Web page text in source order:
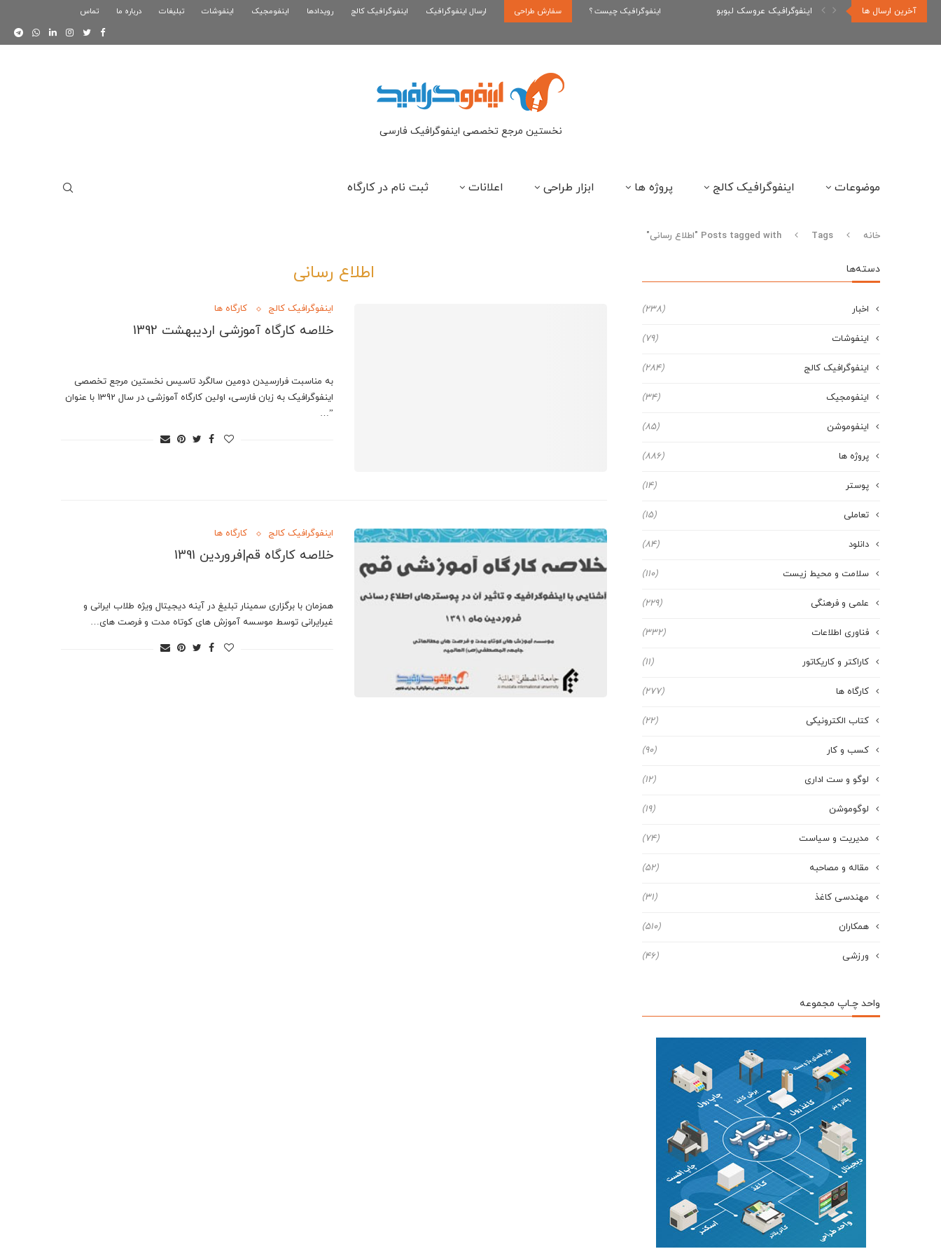
آخرین ارسال ها اینفوگرافیک عروسک لبوبو اینفوگرافیک رپر های فارسی نسل... اینفوگرافیک بازی کلش رویال اینفوگرافیک چیست ؟ سفارش طراحی ارسال اینفوگرافیک اینفوگرافیک کالج رویدادها اینفومجیک اینفوشات تبلیغات درباره ما تماس
نخستین مرجع تخصصی اینفوگرافیک فارسی
موضوعات اینفوگرافیک کالج پروژه ها ابزار طراحی اعلانات ثبت نام در کارگاه
خانه Tags Posts tagged with "اطلاع رسانی"
اطلاع رسانی
اینفوگرافیک کالج کارگاه ها
خلاصه کارگاه آموزشی اردیبهشت 1392
به مناسبت فرارسیدن دومین سالگرد تاسیس نخستین مرجع تخصصی
اینفوگرافیک به زبان فارسی، اولین کارگاه آموزشی در سال 1392 با عنوان
”…
اینفوگرافیک کالج کارگاه ها
خلاصه کارگاه قم|فروردین 1391
همزمان با برگزاری سمینار تبلیغ در آینه دیجیتال ویژه طلاب ایرانی و
غیرایرانی توسط موسسه آموزش های کوتاه مدت و فرصت های…
دسته‌ها
اخبار (238)
اینفوشات (79)
اینفوگرافیک کالج (284)
اینفومجیک (34)
اینفوموشن (85)
پروژه ها (886)
پوستر (14)
تعاملی (15)
دانلود (84)
سلامت و محیط زیست (110)
علمی و فرهنگی (229)
فناوری اطلاعات (332)
کاراکتر و کاریکاتور (11)
کارگاه ها (277)
کتاب الکترونیکی (22)
کسب و کار (90)
لوگو و ست اداری (12)
لوگوموشن (19)
مدیریت و سیاست (74)
مقاله و مصاحبه (52)
مهندسی کاغذ (31)
همکاران (510)
ورزشی (46)
واحد چـاپ مجموعه